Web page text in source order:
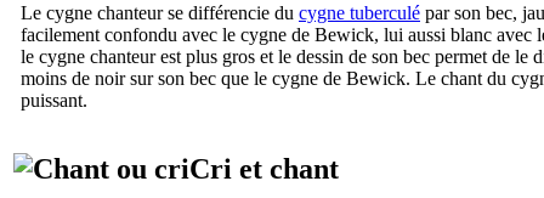
Le cygne chanteur se différencie du cygne tuberculé par son bec,
facilement confondu avec le cygne de Bewick, lui aussi blanc avec
le cygne chanteur est plus gros et le dessin de son bec permet de le
moins de noir sur son bec que le cygne de Bewick. Le chant du
puissant.
Cri et chant